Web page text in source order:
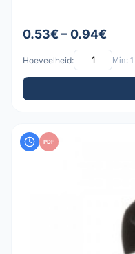
0.53€ – 0.94€
Hoeveelheid: Min: 1
PDF